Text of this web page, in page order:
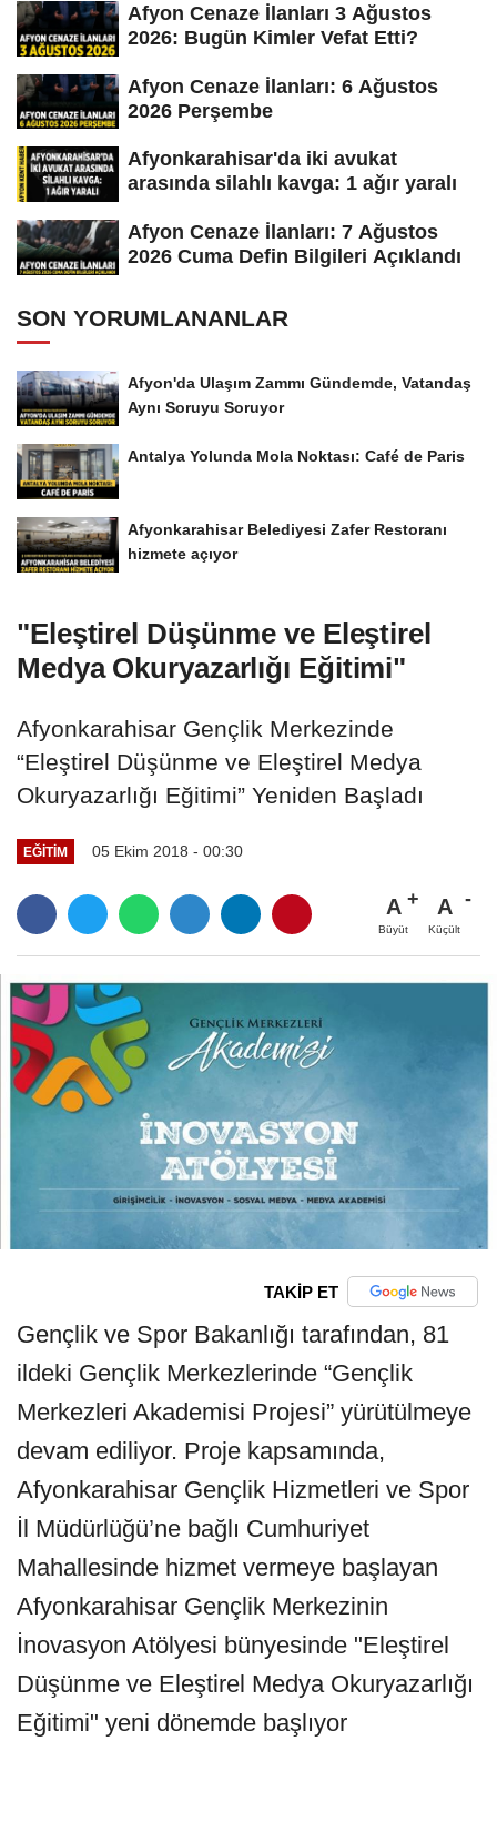
Afyon Cenaze İlanları 3 Ağustos
2026: Bugün Kimler Vefat Etti?
Afyon Cenaze İlanları: 6 Ağustos
2026 Perşembe
Afyonkarahisar'da iki avukat
arasında silahlı kavga: 1 ağır yaralı
Afyon Cenaze İlanları: 7 Ağustos
2026 Cuma Defin Bilgileri Açıklandı
SON YORUMLANANLAR
Afyon'da Ulaşım Zammı Gündemde, Vatandaş
Aynı Soruyu Soruyor
Antalya Yolunda Mola Noktası: Café de Paris
Afyonkarahisar Belediyesi Zafer Restoranı
hizmete açıyor
"Eleştirel Düşünme ve Eleştirel
Medya Okuryazarlığı Eğitimi"
Afyonkarahisar Gençlik Merkezinde
“Eleştirel Düşünme ve Eleştirel Medya
Okuryazarlığı Eğitimi” Yeniden Başladı
EĞITIM 05 Ekim 2018 - 00:30
A
Büyüt
A
Küçült
TAKİP ET
Gençlik ve Spor Bakanlığı tarafından, 81
ildeki Gençlik Merkezlerinde “Gençlik
Merkezleri Akademisi Projesi” yürütülmeye
devam ediliyor. Proje kapsamında,
Afyonkarahisar Gençlik Hizmetleri ve Spor
İl Müdürlüğü’ne bağlı Cumhuriyet
Mahallesinde hizmet vermeye başlayan
Afyonkarahisar Gençlik Merkezinin
İnovasyon Atölyesi bünyesinde "Eleştirel
Düşünme ve Eleştirel Medya Okuryazarlığı
Eğitimi" yeni dönemde başlıyor